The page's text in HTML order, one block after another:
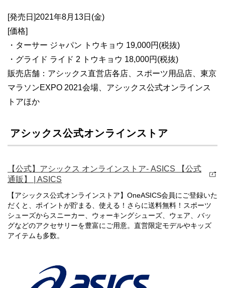
[発売日]2021年8月13日(金)
[価格]
・ターサー ジャパン トウキョウ 19,000円(税抜)
・グライド ライド 2 トウキョウ 18,000円(税抜)
販売店舗：アシックス直営店各店、スポーツ用品店、東京
マラソンEXPO 2021会場、アシックス公式オンラインス
トアほか
アシックス公式オンラインストア
【公式】アシックス オンラインストア- ASICS 【公式
通販】 | ASICS
【アシックス公式オンラインストア】OneASICS会員にご登録いた
だくと、ポイントが貯まる、使える！さらに送料無料！スポーツ
シューズからスニーカー、ウォーキングシューズ、ウェア、バッ
グなどのアクセサリーを豊富にご用意。直営限定モデルやキッズ
アイテムも多数。